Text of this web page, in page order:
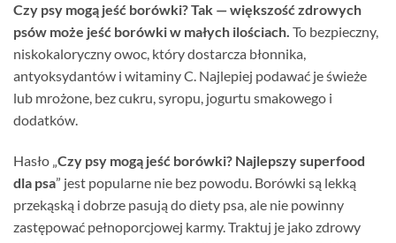
Czy psy mogą jeść borówki? Tak — większość zdrowych
psów może jeść borówki w małych ilościach. To bezpieczny,
niskokaloryczny owoc, który dostarcza błonnika,
antyoksydantów i witaminy C. Najlepiej podawać je świeże
lub mrożone, bez cukru, syropu, jogurtu smakowego i
dodatków.
Hasło „Czy psy mogą jeść borówki? Najlepszy superfood
dla psa” jest popularne nie bez powodu. Borówki są lekką
przekąską i dobrze pasują do diety psa, ale nie powinny
zastępować pełnoporcjowej karmy. Traktuj je jako zdrowy